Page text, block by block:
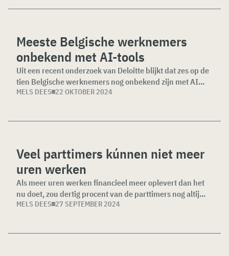
Meeste Belgische werknemers
onbekend met AI-tools
Uit een recent onderzoek van Deloitte blijkt dat zes op de
tien Belgische werknemers nog onbekend zijn met AI...
MELS DEES 22 OKTOBER 2024
Veel parttimers kúnnen niet meer
uren werken
Als meer uren werken financieel meer oplevert dan het
nu doet, zou dertig procent van de parttimers nog altij...
MELS DEES 27 SEPTEMBER 2024